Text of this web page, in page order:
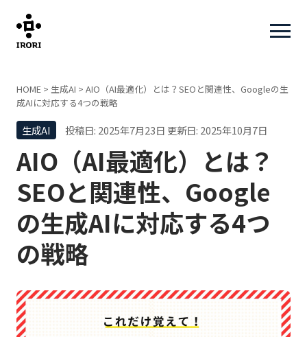
HOME > 生成AI > AIO（AI最適化）とは？SEOと関連性、Googleの生
成AIに対応する4つの戦略
生成AI 投稿日: 2025年7月23日 更新日: 2025年10月7日
AIO（AI最適化）とは？
SEOと関連性、Google
の生成AIに対応する4つ
の戦略